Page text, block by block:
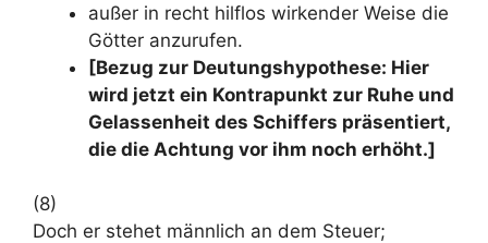
außer in recht hilflos wirkender Weise die
Götter anzurufen.
[Bezug zur Deutungshypothese: Hier
wird jetzt ein Kontrapunkt zur Ruhe und
Gelassenheit des Schiffers präsentiert,
die die Achtung vor ihm noch erhöht.]
(8)
Doch er stehet männlich an dem Steuer;